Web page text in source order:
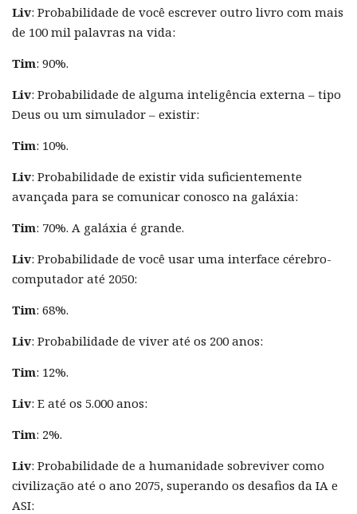
Liv: Probabilidade de você escrever outro livro com mais
de 100 mil palavras na vida:
Tim: 90%.
Liv: Probabilidade de alguma inteligência externa – tipo
Deus ou um simulador – existir:
Tim: 10%.
Liv: Probabilidade de existir vida suficientemente
avançada para se comunicar conosco na galáxia:
Tim: 70%. A galáxia é grande.
Liv: Probabilidade de você usar uma interface cérebro-
computador até 2050:
Tim: 68%.
Liv: Probabilidade de viver até os 200 anos:
Tim: 12%.
Liv: E até os 5.000 anos:
Tim: 2%.
Liv: Probabilidade de a humanidade sobreviver como
civilização até o ano 2075, superando os desafios da IA e
ASI: